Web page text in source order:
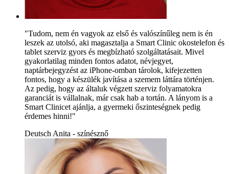
"Tudom, nem én vagyok az első és valószínűleg nem is én
leszek az utolsó, aki magasztalja a Smart Clinic okostelefon és
tablet szerviz gyors és megbízható szolgáltatásait. Mivel
gyakorlatilag minden fontos adatot, névjegyet,
naptárbejegyzést az iPhone-omban tárolok, kifejezetten
fontos, hogy a készülék javítása a szemem láttára történjen.
Az pedig, hogy az általuk végzett szerviz folyamatokra
garanciát is vállalnak, már csak hab a tortán. A lányom is a
Smart Clinicet ajánlja, a gyermeki őszinteségnek pedig
érdemes hinni!"
Deutsch Anita - színésznő